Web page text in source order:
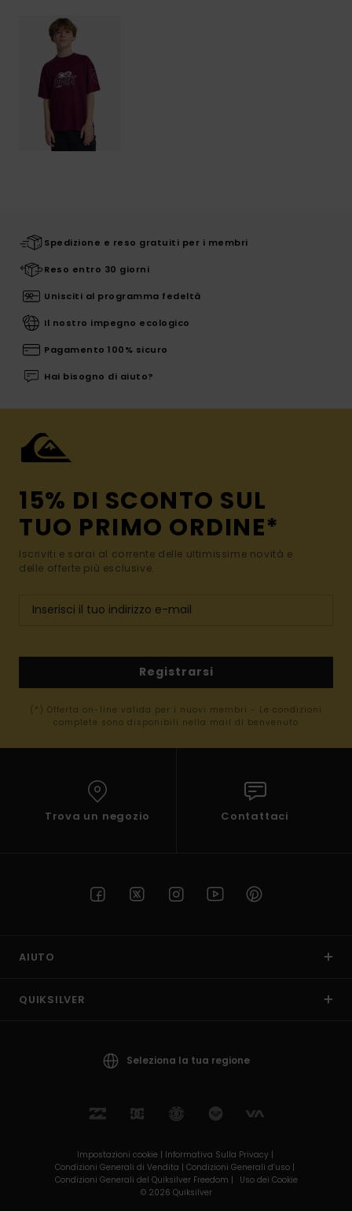
Spedizione e reso gratuiti per i membri
Reso entro 30 giorni
Unisciti al programma fedeltà
Il nostro impegno ecologico
Pagamento 100% sicuro
Hai bisogno di aiuto?
15% DI SCONTO SUL
TUO PRIMO ORDINE*
Iscriviti e sarai al corrente delle ultimissime novità e
delle offerte più esclusive.
Registrarsi
(*) Offerta on-line valida per i nuovi membri - Le condizioni
complete sono disponibili nella mail di benvenuto
Trova un negozio Contattaci
AIUTO
QUIKSILVER
Seleziona la tua regione
Impostazioni cookie | Informativa Sulla Privacy |
Condizioni Generali di Vendita | Condizioni Generali d’uso |
Condizioni Generali del Quiksilver Freedom |
Uso dei Cookie
© 2026 Quiksilver